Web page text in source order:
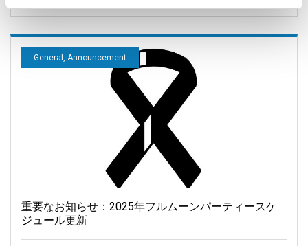
General, Announcement
重要なお知らせ：2025年フルムーンパーティースケ
ジュール更新